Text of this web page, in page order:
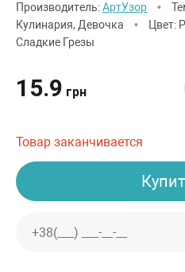
Производитель:АртУзор •
Кулинария, Девочка
• Цвет:
Сладкие Грезы
15.9 грн
Товар заканчивается